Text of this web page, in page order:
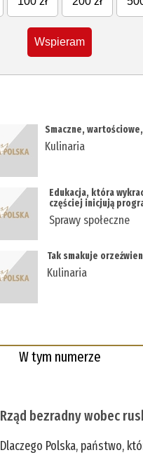
Wspieram
Smaczne,
Kulinaria
Edukacja, która
częściej inicjują
Sprawy społeczne
Tak smakuje
Kulinaria
W tym numerze
Rząd bezradny wobec
Dlaczego Polska, państwo,